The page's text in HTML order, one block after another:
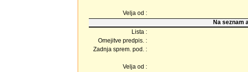
Velja od :
Na seznam
Lista :
Omejitve predpis. :
Zadnja sprem. pod. :
Velja od :